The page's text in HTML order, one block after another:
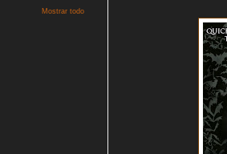
Mostrar todo